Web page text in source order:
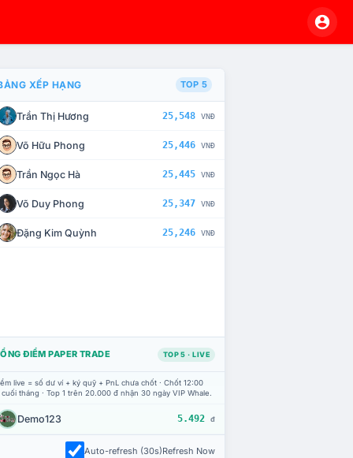
CHẾ TÀI XỬ LÝ VI PHẠM
XẾP HẠNG TOP 5
Trần Thị Hương 25,548 VNĐ
Võ Hữu Phong 25,446 VNĐ
Trần Ngọc Hà 25,445 VNĐ
Võ Duy Phong 25,347 VNĐ
Đặng Kim Quỳnh 25,246 VNĐ
ĐIỂM PAPER TRADE TOP 5 · LIVE
live = số dư ví + ký quỹ + PnL chưa chốt · Chốt 12:00
tháng · Top 1 trên 20.000 đ nhận 30 ngày VIP Whale.
Demo123 5.492 đ
Auto-refresh (30s)Refresh Now